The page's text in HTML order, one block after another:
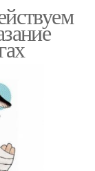
ожоги